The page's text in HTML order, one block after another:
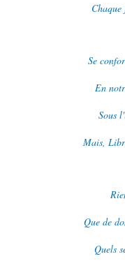
Se
En
Sous
Mais,
Que de
Quels